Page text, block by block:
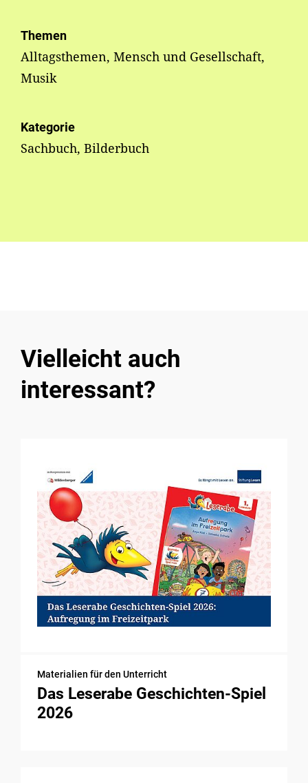
Themen
Alltagsthemen, Mensch und Gesellschaft,
Musik
Kategorie
Sachbuch, Bilderbuch
Vielleicht auch
interessant?
Materialien für den Unterricht
Das Leserabe Geschichten-Spiel
2026